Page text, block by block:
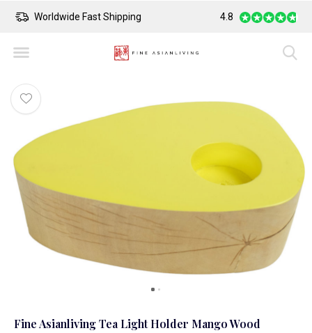
Worldwide Fast Shipping Safe Payment
4.8
Fine Asianliving Tea Light Holder Mango Wood